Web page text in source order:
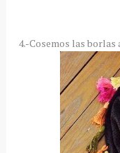
4.-Cosemos las